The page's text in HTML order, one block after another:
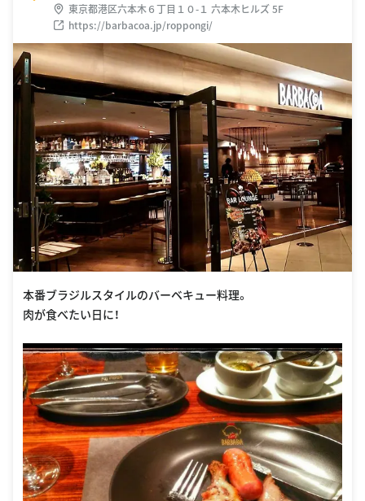
東京都港区六本木６丁目１０-１ 六本木ヒルズ 5F
https://barbacoa.jp/roppongi/
本番ブラジルスタイルのバーベキュー料理。
肉が食べたい日に！